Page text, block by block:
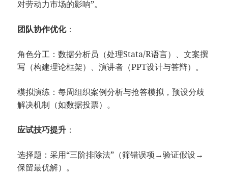
对劳动力市场的影响”。
​团队协作优化​​：
角色分工：数据分析员（处理Stata/R语言）、文案撰
写（构建理论框架）、演讲者（PPT设计与答辩）。
模拟演练：每周组织案例分析与抢答模拟，预设分歧
解决机制（如数据投票）。
​应试技巧提升​ ​：
选择题：采用“三阶排除法”（筛错误项→验证假设→
保留最优解）。